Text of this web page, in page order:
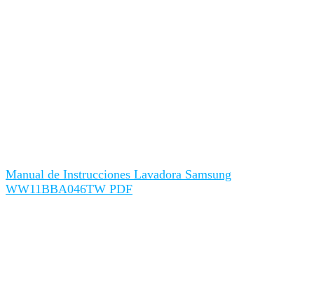
Manual de Instrucciones Lavadora Samsung
WW11BBA046TW PDF